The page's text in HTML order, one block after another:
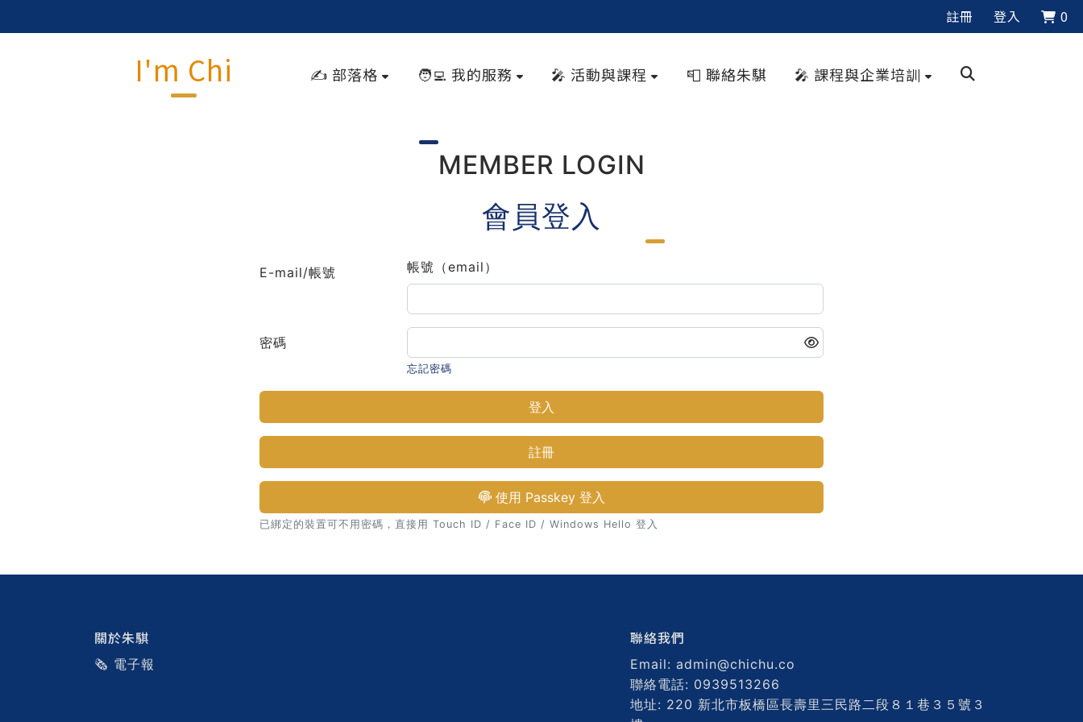
註冊 登入 0
I'm Chi ✍️ 部落格 🧑‍💻 我的服務 🎤 活動與課程 📮 聯絡朱騏 🎤 課程與企業培訓
MEMBER LOGIN
會員登入
E-mail/帳號 帳號（email）
密碼
忘記密碼
登入
註冊
使用 Passkey 登入
已綁定的裝置可不用密碼，直接用 Touch ID / Face ID / Windows Hello 登入
關於朱騏
🗞️ 電子報
聯絡我們
Email: admin@chichu.co
聯絡電話: 0939513266
地址: 220 新北市板橋區長壽里三民路二段８１巷３５號３